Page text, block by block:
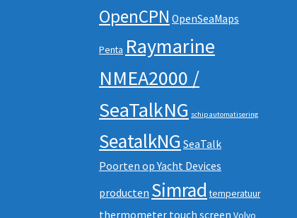
OpenCPN OpenSeaMaps
Penta Raymarine
NMEA2000 /
SeaTalkNG schip automatisering
SeatalkNG SeaTalk
Poorten op Yacht Devices
producten Simrad temperatuur
thermometer touch screen